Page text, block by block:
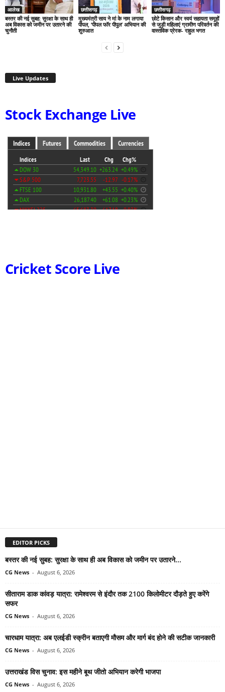
आलेख
बस्तर की नई सुबह: सुरक्षा के साथ ही
अब विकास को जमीन पर उतारने की
चुनौती
छत्तीसगढ़
मुख्यमंत्री साय ने मां के नाम लगाया
पीपल, ‘पीपल फॉर पीपुल’ अभियान की
शुरुआत
छत्तीसगढ़
छोटे किसान और स्वयं सहायता समूहों
से जुड़ी महिलाएं ग्रामीण परिवर्तन की
वास्तविक प्रेरक- राहुल भगत
Live Updates
Stock Exchange Live
Cricket Score Live
EDITOR PICKS
बस्तर की नई सुबह: सुरक्षा के साथ ही अब विकास को जमीन पर उतारने...
CG News - August 6, 2026
सीताराम डाक कांवड़ यात्रा: रामेश्वरम से इंदौर तक 2100 किलोमीटर दौड़ते हुए करेंगे
सफर
CG News - August 6, 2026
चारधाम यात्रा: अब एलईडी स्क्रीन बताएगी मौसम और मार्ग बंद होने की सटीक जानकारी
CG News - August 6, 2026
उत्तराखंड विस चुनाव: इस महीने बूथ जीतो अभियान करेगी भाजपा
CG News - August 6, 2026